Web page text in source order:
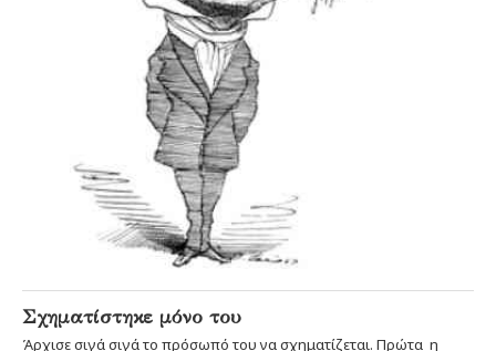
Σχηματίστηκε μόνο του
Άρχισε σιγά σιγά το πρόσωπό του να σχηματίζεται. Πρώτα η